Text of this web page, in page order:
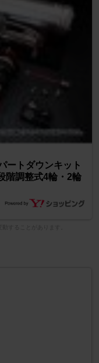
ートダウンキット
階調整式4輪・2輪